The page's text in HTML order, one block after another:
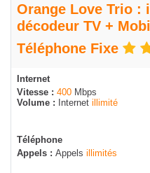
Orange Love Trio :
décodeur TV +
Téléphone Fixe
Internet
Vitesse : 400 Mbps
Volume :
Internet illimité
Téléphone
Appels : Appels illimités